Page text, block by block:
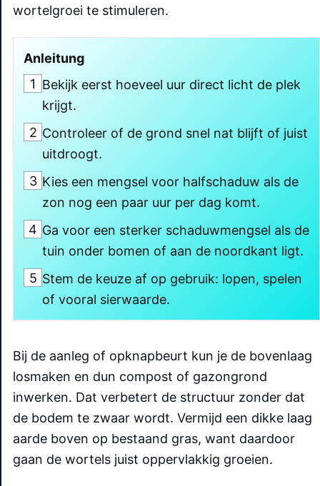
wortelgroei te stimuleren.
Anleitung
1 Bekijk eerst hoeveel uur direct licht de plek
krijgt.
2 Controleer of de grond snel nat blijft of juist
uitdroogt.
3 Kies een mengsel voor halfschaduw als de
zon nog een paar uur per dag komt.
4 Ga voor een sterker schaduwmengsel als de
tuin onder bomen of aan de noordkant ligt.
5 Stem de keuze af op gebruik: lopen, spelen
of vooral sierwaarde.
Bij de aanleg of opknapbeurt kun je de bovenlaag
losmaken en dun compost of gazongrond
inwerken. Dat verbetert de structuur zonder dat
de bodem te zwaar wordt. Vermijd een dikke laag
aarde boven op bestaand gras, want daardoor
gaan de wortels juist oppervlakkig groeien.